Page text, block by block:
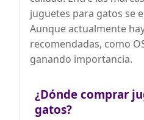
juguetes para gatos se
Aunque actualmente
recomendadas, como
ganando importancia.
¿Dónde comprar
gatos?